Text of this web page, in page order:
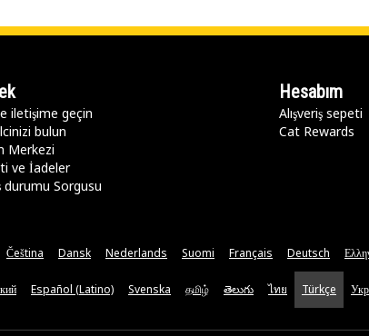
iletişime geçin
bulun
Merkezi
ve İadeler
durumu Sorgusu
Hesabım
Alışveriş sepeti
Cat Rewards
Čeština Dansk Nederlands Suomi Français Deutsch
Español (Latino) Svenska தமிழ் తెలుగు ไทย Türkçe